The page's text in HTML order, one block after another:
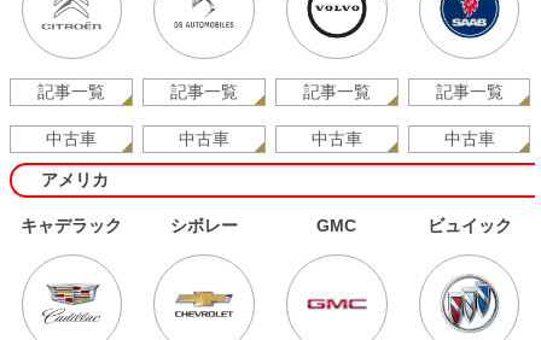
記事一覧
中古車
記事一覧
中古車
記事一覧
中古車
記事一覧
中古車
アメリカ
キャデラック シボレー GMC ビュイック